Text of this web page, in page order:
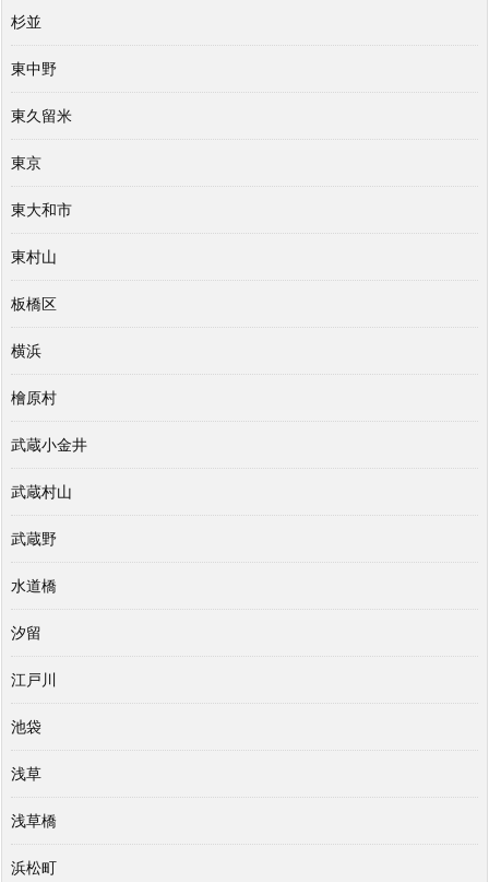
杉並
東中野
東久留米
東京
東大和市
東村山
板橋区
横浜
檜原村
武蔵小金井
武蔵村山
武蔵野
水道橋
汐留
江戸川
池袋
浅草
浅草橋
浜松町